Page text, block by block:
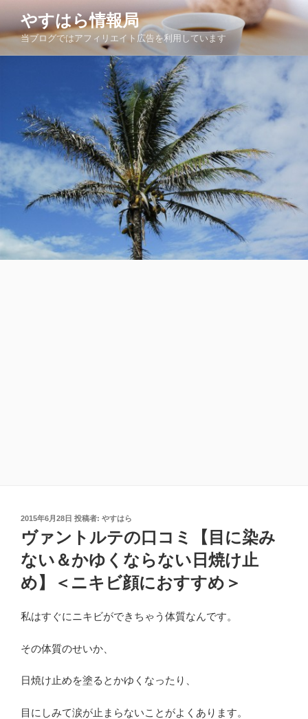
テ
ン
ッ
プ
やすはら情報局
当ブログではアフィリエイト広告を利用しています
投
日:
2015年6月28日 投稿者: やすはら
ヴァントルテの口コミ【目に染み
ない＆かゆくならない日焼け止
め】＜ニキビ顔におすすめ＞
私はすぐにニキビができちゃう体質なんです。
その体質のせいか、
日焼け止めを塗るとかゆくなったり、
目にしみて涙が止まらないことがよくあります。